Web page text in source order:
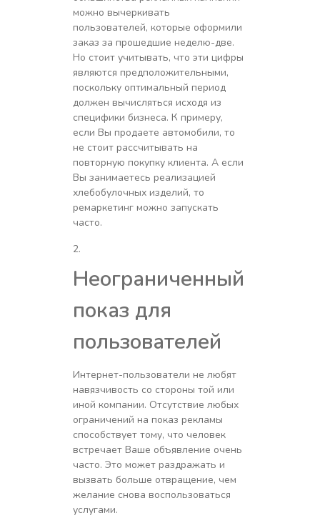
можно вычеркивать
пользователей, которые оформили
заказ за прошедшие неделю-две.
Но стоит учитывать, что эти цифры
являются предположительными,
поскольку оптимальный период
должен вычисляться исходя из
специфики бизнеса. К примеру,
если Вы продаете автомобили, то
не стоит рассчитывать на
повторную покупку клиента. А если
Вы занимаетесь реализацией
хлебобулочных изделий, то
ремаркетинг можно запускать
часто.
Неограниченный
показ для
пользователей
Интернет-пользователи не любят
навязчивость со стороны той или
иной компании. Отсутствие любых
ограничений на показ рекламы
способствует тому, что человек
встречает Ваше объявление очень
часто. Это может раздражать и
вызвать больше отвращение, чем
желание снова воспользоваться
услугами.